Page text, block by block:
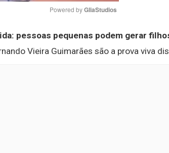
Mute
Powered by GliaStudios
pessoas pequenas podem gerar
Vieira Guimarães são a prova viva